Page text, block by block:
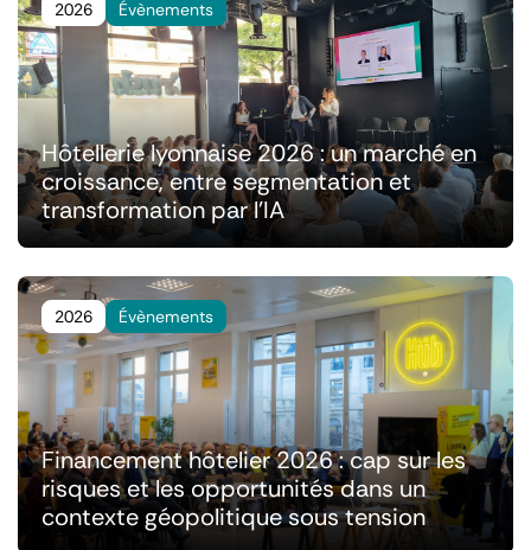
2026 Évènements
Hôtellerie lyonnaise 2026 : un marché en
croissance, entre segmentation et
transformation par l'IA
2026 Évènements
Financement hôtelier 2026 : cap sur les
risques et les opportunités dans un
contexte géopolitique sous tension